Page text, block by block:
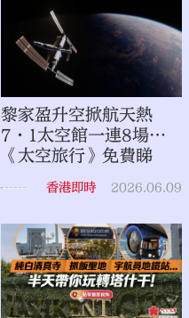
黎家盈升空掀航天熱
7·1太空館一連8場
《太空旅行》免費睇
香港即時 2026.06.09